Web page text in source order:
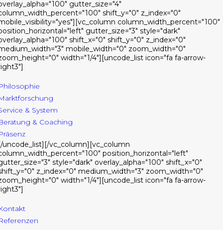
gutter_size="4"
shift_y="0" z_index="0"
column_width_percent="100"
gutter_size="3" style="dark"
shift_x="0" shift_y="0" z_index="0"
mobile_width="0" zoom_width="0"
width="1/4"][uncode_list icon="fa fa-arrow-
& System
& Coaching
uncode_list][/vc_column][vc_column
position_horizontal="left"
style="dark" overlay_alpha="100" shift_x="0"
z_index="0" medium_width="3" zoom_width="0"
width="1/4"][uncode_list icon="fa fa-arrow-